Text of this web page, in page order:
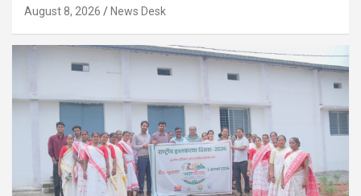
August 8, 2026 News Desk